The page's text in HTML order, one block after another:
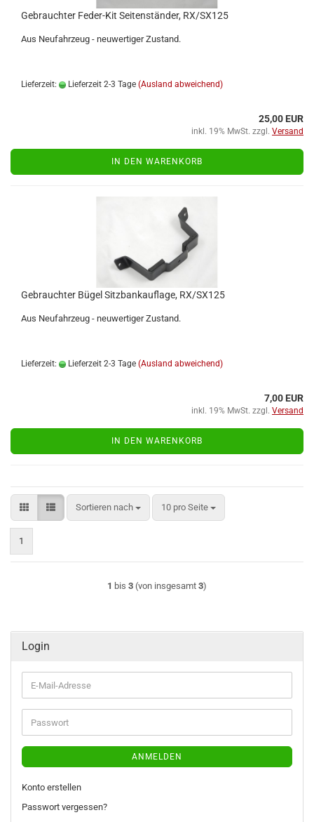
Ge­brauch­ter Feder-​​Kit Sei­ten­stän­der, RX/SX125
Aus Neu­fahr­zeug - neu­wer­ti­ger Zu­stand.
Lieferzeit: Lieferzeit 2-3 Tage (Ausland abweichend)
25,00 EUR
inkl. 19% MwSt. zzgl. Versand
IN DEN WARENKORB
Ge­brauch­ter Bügel Sitz­bank­auf­la­ge, RX/SX125
Aus Neu­fahr­zeug - neu­wer­ti­ger Zu­stand.
Lieferzeit: Lieferzeit 2-3 Tage (Ausland abweichend)
7,00 EUR
inkl. 19% MwSt. zzgl. Versand
IN DEN WARENKORB
Sortieren nach
Sortieren nach 10 pro Seite
pro Seite
1
1 bis 3 (von insgesamt 3)
Login
E-
Mail-
Adresse
Passwort
ANMELDEN
Konto erstellen
Passwort vergessen?